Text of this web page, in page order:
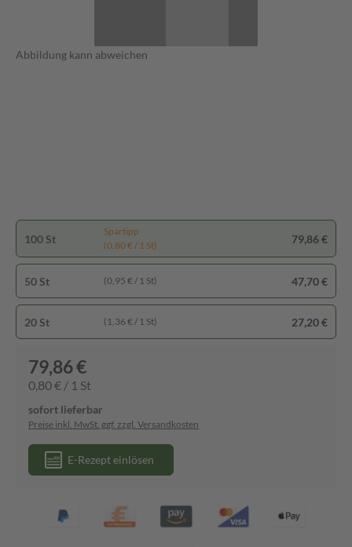
Abbildung kann abweichen
100 St
Spartipp
(0,80 € / 1 St)
79,86 €
50 St (0,95 € / 1 St) 47,70 €
20 St (1,36 € / 1 St) 27,20 €
79,86 €
0,80 € / 1 St
sofort lieferbar
Preise inkl. MwSt. ggf. zzgl. Versandkosten
E-Rezept einlösen